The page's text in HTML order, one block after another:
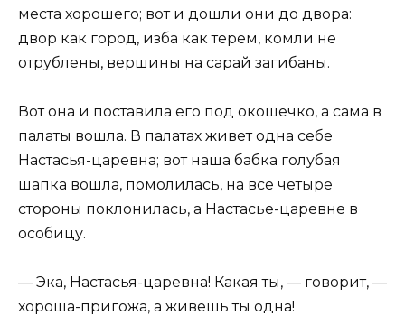
места хорошего; вот и дошли они до двора:
двор как город, изба как терем, комли не
отрублены, вершины на сарай загибаны.
Вот она и поставила его под окошечко, а сама в
палаты вошла. В палатах живет одна себе
Настасья-царевна; вот наша бабка голубая
шапка вошла, помолилась, на все четыре
стороны поклонилась, а Настасье-царевне в
особицу.
— Эка, Настасья-царевна! Какая ты, — говорит, —
хороша-пригожа, а живешь ты одна!